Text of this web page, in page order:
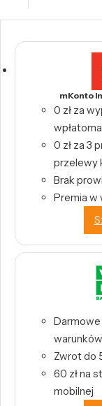
mKonto
0 zł za
0 zł za 3
przelewy
Brak
Premia w
warunków
Zwrot do
60 zł na
mobilnej